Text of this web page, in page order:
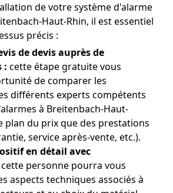
de votre système d'alarme
Haut-Rhin, il est essentiel
précis :
de devis auprès de
: cette étape gratuite vous
de comparer les
différents experts compétents
à Breitenbach-Haut-
plan du prix que des prestations
service après-vente, etc.).
en détail avec
cette personne pourra vous
aspects techniques associés à